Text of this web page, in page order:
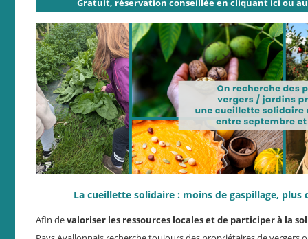
Gratuit, réservation conseillée en cliquant ici ou au
La cueillette solidaire : moins de gaspillage, plus
Afin devaloriser les ressources locales et de participer à la